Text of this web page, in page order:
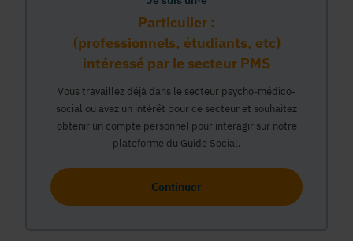
Particulier :
(professionnels, étudiants, etc)
intéressé par le secteur PMS
Vous travaillez déjà dans le secteur psycho-médico-
social ou avez un intérêt pour ce secteur et souhaitez
obtenir un compte personnel pour interagir sur notre
plateforme du Guide Social.
Continuer